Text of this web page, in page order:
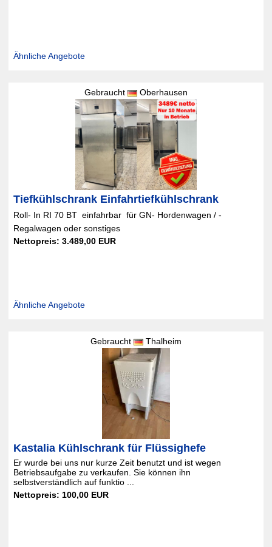
Ähnliche Angebote
Gebraucht Oberhausen
Tiefkühlschrank Einfahrtiefkühlschrank
Roll- In RI 70 BT  einfahrbar  für GN- Hordenwagen / -
Regalwagen oder sonstiges
Nettopreis: 3.489,00 EUR
Ähnliche Angebote
Gebraucht Thalheim
Kastalia Kühlschrank für Flüssighefe
Er wurde bei uns nur kurze Zeit benutzt und ist wegen
Betriebsaufgabe zu verkaufen. Sie können ihn
selbstverständlich auf funktio ...
Nettopreis: 100,00 EUR